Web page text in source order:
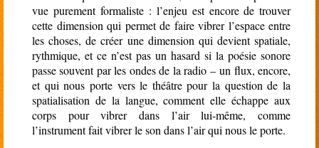
vue purement formaliste : l’enjeu est encore de trouver
cette dimension qui permet de faire vibrer l’espace entre
les choses, de créer une dimension qui devient spatiale,
rythmique, et ce n’est pas un hasard si la poésie sonore
passe souvent par les ondes de la radio – un flux, encore,
et qui nous porte vers le théâtre pour la question de la
spatialisation de la langue, comment elle échappe aux
corps pour vibrer dans l’air lui-même, comme
l’instrument fait vibrer le son dans l’air qui nous le porte.